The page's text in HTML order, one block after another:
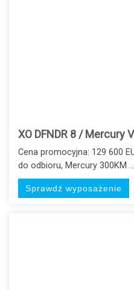
XO DFNDR 8 / Mercury
Cena promocyjna: 129 600
do odbioru, Mercury 300KM ...
Sprawdź wyposażenie